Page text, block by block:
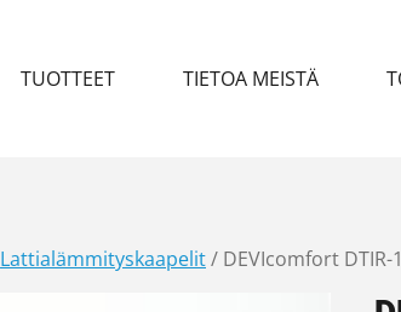
TUOTTEET TIETOA MEISTÄ
Lattialämmityskaapelit/ DEVIcomfort DTIR-